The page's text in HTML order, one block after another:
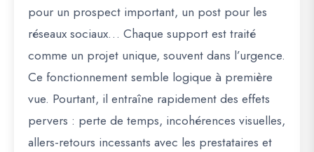
pour un prospect important, un post pour les
réseaux sociaux… Chaque support est traité
comme un projet unique, souvent dans l’urgence.
Ce fonctionnement semble logique à première
vue. Pourtant, il entraîne rapidement des effets
pervers : perte de temps, incohérences visuelles,
allers-retours incessants avec les prestataires et